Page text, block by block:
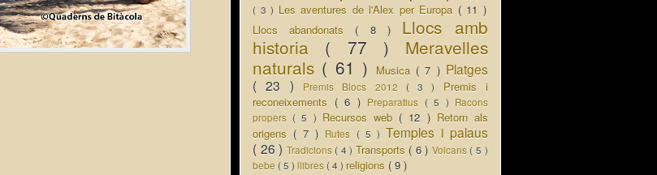
( 3 ) Les aventures de l'Alex per Europa ( 11 )
Llocs abandonats ( 8 ) Llocs amb
historia ( 77 ) Meravelles
naturals ( 61 ) Musica ( 7 ) Platges
( 23 )
Premis Blocs 2012 ( 3 ) Premis i
reconeixements ( 6 ) Preparatius ( 5 ) Racons
propers ( 5 ) Recursos web ( 12 ) Retorn als
origens ( 7 ) Rutes ( 5 ) Temples i palaus
( 26 ) Tradicions ( 4 ) Transports ( 6 ) Volcans ( 5 )
bebe ( 5 ) llibres ( 4 ) religions ( 9 )